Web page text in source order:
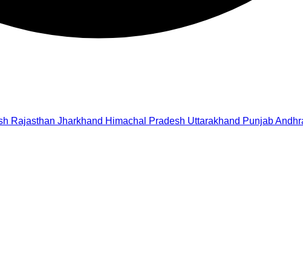
Rajasthan Jharkhand Himachal Pradesh Uttarakhand Punjab